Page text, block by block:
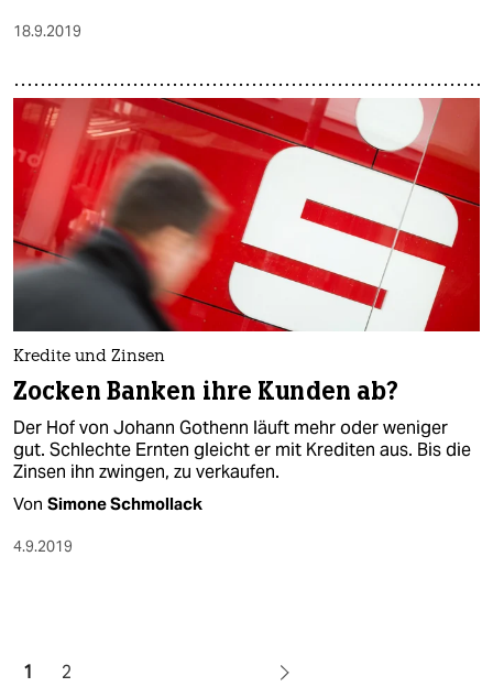
18.9.2019
Kredite und Zinsen
Zocken Banken ihre Kunden ab?
Der Hof von Johann Gothenn läuft mehr oder weniger
gut. Schlechte Ernten gleicht er mit Krediten aus. Bis die
Zinsen ihn zwingen, zu verkaufen.
Von Simone Schmollack
4.9.2019
1 2